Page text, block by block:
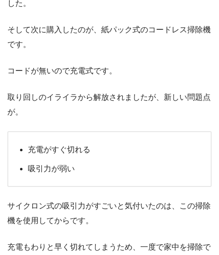
した。
そして次に購入したのが、紙パック式のコードレス掃除機
です。
コードが無いので充電式です。
取り回しのイライラから解放されましたが、新しい問題点
が。
充電がすぐ切れる
吸引力が弱い
サイクロン式の吸引力がすごいと気付いたのは、この掃除
機を使用してからです。
充電もわりと早く切れてしまうため、一度で家中を掃除で